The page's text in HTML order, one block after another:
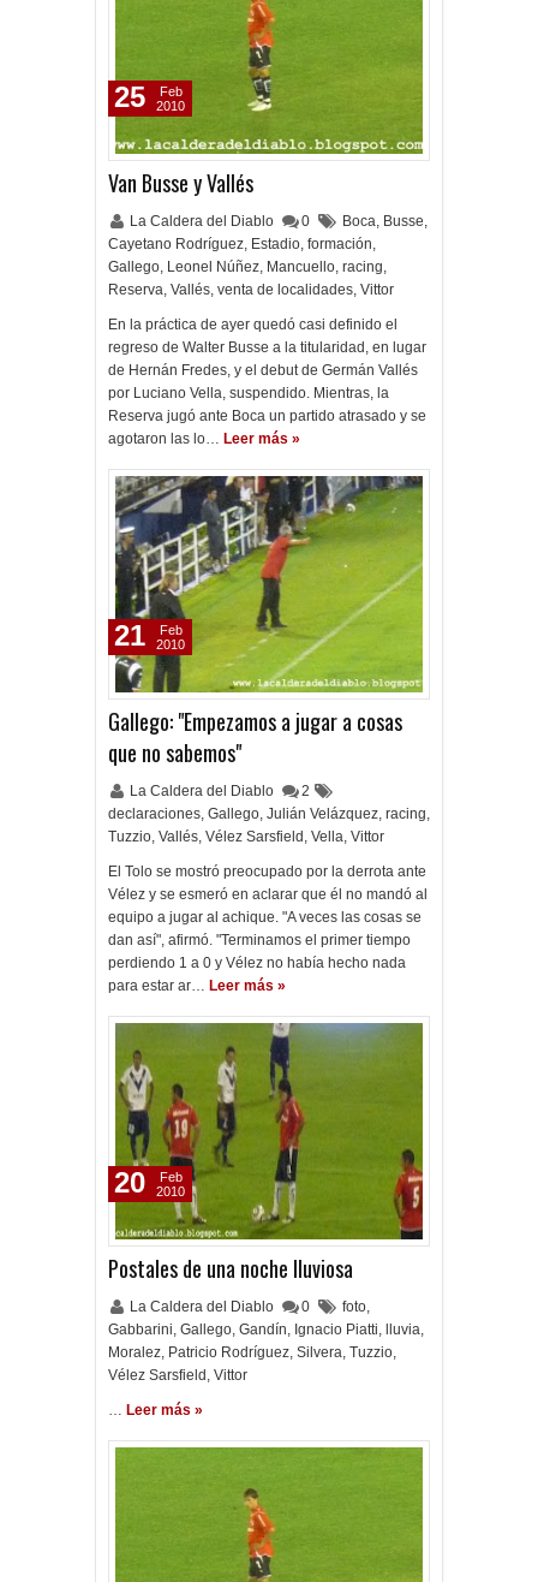
Van Busse y Vallés
La Caldera del Diablo 0 Boca, Busse,
Cayetano Rodríguez, Estadio, formación,
Gallego, Leonel Núñez, Mancuello, racing,
Reserva, Vallés, venta de localidades, Vittor
En la práctica de ayer quedó casi definido el
regreso de Walter Busse a la titularidad, en lugar
de Hernán Fredes, y el debut de Germán Vallés
por Luciano Vella, suspendido. Mientras, la
Reserva jugó ante Boca un partido atrasado y se
agotaron las lo… Leer más »
25
Feb
2010
Gallego: "Empezamos a jugar a cosas
que no sabemos"
La Caldera del Diablo
2
declaraciones, Gallego, Julián Velázquez, racing,
Tuzzio, Vallés, Vélez Sarsfield , Vella, Vittor
El Tolo se mostró preocupado por la derrota ante
Vélez y se esmeró en aclarar que él no mandó al
equipo a jugar al achique. "A veces las cosas se
dan así", afirmó. "Terminamos el primer tiempo
perdiendo 1 a 0 y Vélez no había hecho nada
para estar ar… Leer más »
21
Feb
2010
Postales de una noche lluviosa
La Caldera del Diablo 0 foto,
Gabbarini, Gallego, Gandín, Ignacio Piatti, lluvia,
Moralez, Patricio Rodríguez, Silvera, Tuzzio,
Vélez Sarsfield , Vittor
… Leer más »
20
Feb
2010